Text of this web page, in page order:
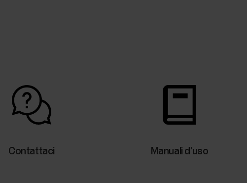
Contattaci Manuali d’uso